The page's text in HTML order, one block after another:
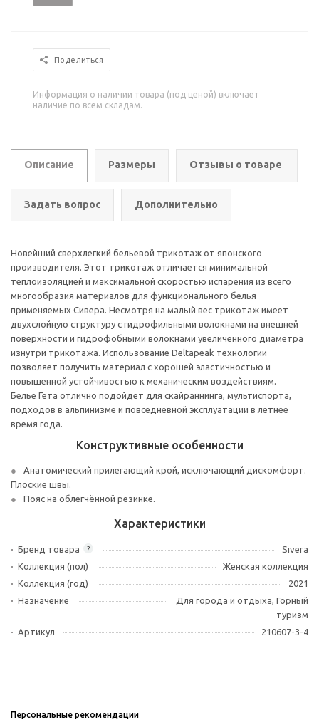
Поделиться
Информация о наличии товара (под ценой) включает
наличие по всем складам.
Описание Размеры Отзывы о товаре
Задать вопрос Дополнительно
Новейший сверхлегкий бельевой трикотаж от японского
производителя. Этот трикотаж отличается минимальной
теплоизоляцией и максимальной скоростью испарения из всего
многообразия материалов для функционального белья
применяемых Сивера. Несмотря на малый вес трикотаж имеет
двухслойную структуру с гидрофильными волокнами на внешней
поверхности и гидрофобными волокнами увеличенного диаметра
изнутри трикотажа. Использование Deltapeak технологии
позволяет получить материал с хорошей эластичностью и
повышенной устойчивостью к механическим воздействиям.
Белье Гета отлично подойдет для скайраннинга, мультиспорта,
подходов в альпинизме и повседневной эксплуатации в летнее
время года.
Конструктивные особенности
Анатомический прилегающий крой, исключающий дискомфорт.
Плоские швы.
Пояс на облегчённой резинке.
Характеристики
?
Бренд товара
Sivera
Коллекция (пол)
Женская коллекция
Коллекция (год)
2021
Назначение
Для города и отдыха, Горный
туризм
Артикул
210607-3-4
Персональные рекомендации